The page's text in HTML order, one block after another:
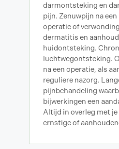
darmontsteking en
pijn. Zenuwpijn na
operatie of
dermatitis en
huidontsteking.
luchtwegontsteking.
na een operatie, als
reguliere nazorg.
pijnbehandeling
bijwerkingen een
Altijd in overleg met
ernstige of